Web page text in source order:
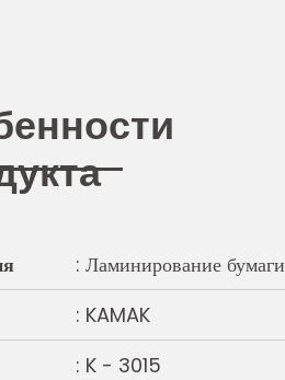
: Ламинирование бумаги
: KAMAK
: K - 3015